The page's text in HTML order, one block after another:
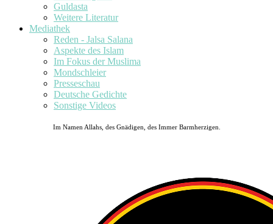
Guldasta
Weitere Literatur
Mediathek
Reden - Jalsa Salana
Aspekte des Islam
Im Fokus der Muslima
Mondschleier
Presseschau
Deutsche Gedichte
Sonstige Videos
Im Namen Allahs, des Gnädigen, des Immer Barmherzigen.